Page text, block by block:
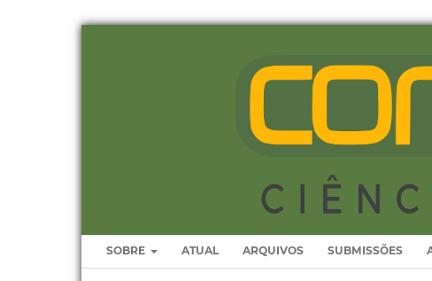
SOBRE ATUAL ARQUIVOS SUBMISSÕES